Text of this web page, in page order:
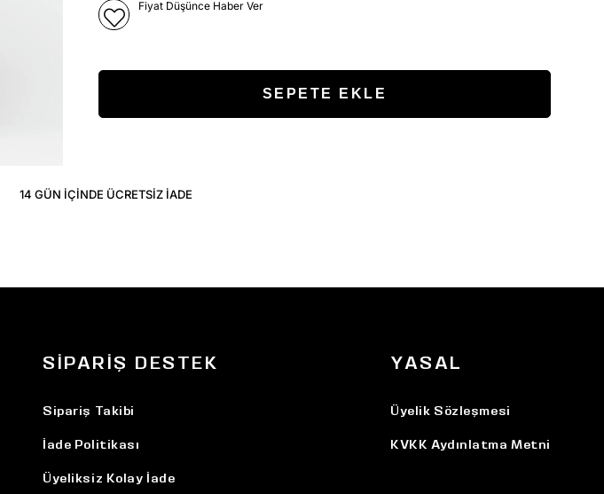
Fiyat Düşünce Haber Ver
14 GÜN IÇINDE ÜCRETSIZ IADE
SIPARIŞ DESTEK
Sipariş Takibi
İade Politikası
Üyeliksiz Kolay İade
YASAL
Üyelik Sözleşmesi
KVKK Aydınlatma Metni